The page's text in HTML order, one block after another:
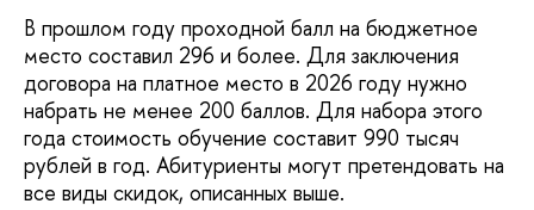
В прошлом году проходной балл на бюджетное
место составил 296 и более. Для заключения
договора на платное место в 2026 году нужно
набрать не менее 200 баллов. Для набора этого
года стоимость обучение составит 990 тысяч
рублей в год. Абитуриенты могут претендовать на
все виды скидок, описанных выше.